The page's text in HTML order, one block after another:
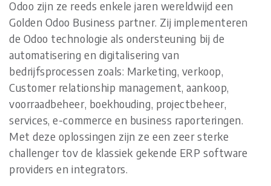
Odoo zijn ze reeds enkele jaren wereldwijd een
Golden Odoo Business partner. Zij implementeren
de Odoo technologie als ondersteuning bij de
automatisering en digitalisering van
bedrijfsprocessen zoals: Marketing, verkoop,
Customer relationship management, aankoop,
voorraadbeheer, boekhouding, projectbeheer,
services, e-commerce en business raporteringen.
Met deze oplossingen zijn ze een zeer sterke
challenger tov de klassiek gekende ERP software
providers en integrators.